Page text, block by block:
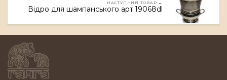
НАСТУПНИЙ ТОВАР →
Відро для шампанського арт.19068dl